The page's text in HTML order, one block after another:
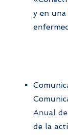
y en
Anual
de la